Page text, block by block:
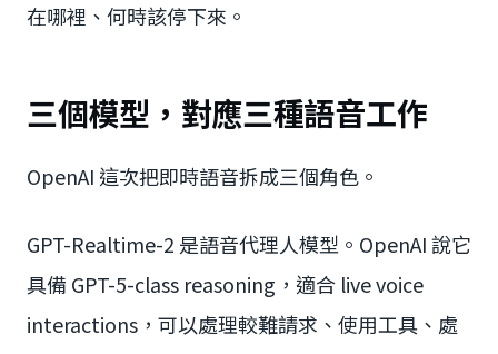
在哪裡、何時該停下來。
三個模型，對應三種語音工作
OpenAI 這次把即時語音拆成三個角色。
GPT-Realtime-2 是語音代理人模型。OpenAI 說它
具備 GPT-5-class reasoning，適合 live voice
interactions，可以處理較難請求、使用工具、處